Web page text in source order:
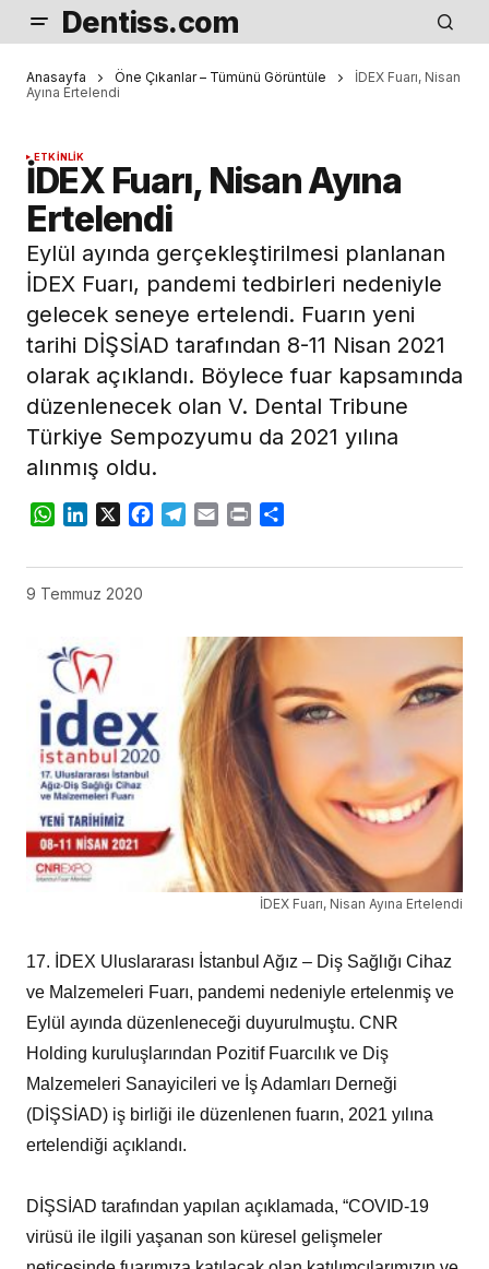
Dentiss.com
Anasayfa Öne Çıkanlar – Tümünü Görüntüle
İDEX Fuarı, Nisan
Ayına Ertelendi
ETKINLIK
İDEX Fuarı, Nisan Ayına
Ertelendi
Eylül ayında gerçekleştirilmesi planlanan
İDEX Fuarı, pandemi tedbirleri nedeniyle
gelecek seneye ertelendi. Fuarın yeni
tarihi DİŞSİAD tarafından 8-11 Nisan 2021
olarak açıklandı. Böylece fuar kapsamında
düzenlenecek olan V. Dental Tribune
Türkiye Sempozyumu da 2021 yılına
alınmış oldu.
WhatsApp
LinkedIn
X Facebook
Telegram
Email Print
9 Temmuz 2020
İDEX Fuarı, Nisan Ayına Ertelendi
17. İDEX Uluslararası İstanbul Ağız – Diş Sağlığı Cihaz
ve Malzemeleri Fuarı, pandemi nedeniyle ertelenmiş ve
Eylül ayında düzenleneceği duyurulmuştu. CNR
Holding kuruluşlarından Pozitif Fuarcılık ve Diş
Malzemeleri Sanayicileri ve İş Adamları Derneği
(DİŞSİAD) iş birliği ile düzenlenen fuarın, 2021 yılına
ertelendiği açıklandı.
DİŞSİAD tarafından yapılan açıklamada, “COVID-19
virüsü ile ilgili yaşanan son küresel gelişmeler